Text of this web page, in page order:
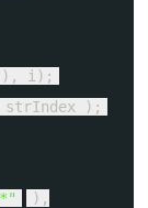
), i);
);
),